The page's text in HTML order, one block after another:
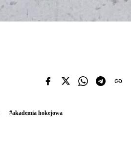
#akademia hokejowa